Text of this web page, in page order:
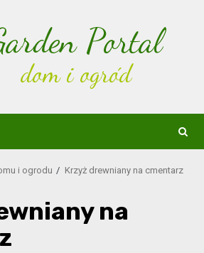
i ogrodu Krzyż drewniany na cmentarz
na